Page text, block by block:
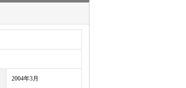
2004年3月